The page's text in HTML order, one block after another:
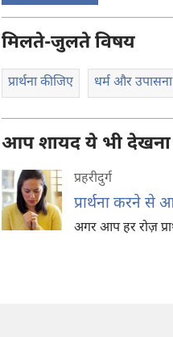
मिलते-जुलते विषय
प्रार्थना कीजिए धर्म और उपासना
आप शायद ये भी देखना
प्रहरीदुर्ग
प्रार्थना करने से
अगर आप हर रोज़